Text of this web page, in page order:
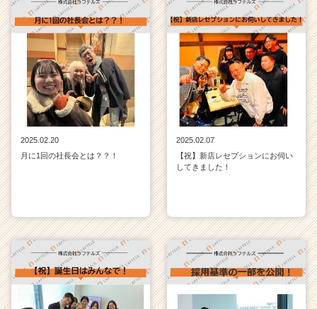
2025.02.20
月に1回の社長会とは？？！
2025.02.07
【祝】新店レセプションにお伺い
してきました！